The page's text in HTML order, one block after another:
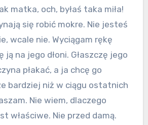
matka, och, byłaś taka miła!
się robić mokre. Nie jesteś
wcale nie. Wyciągam rękę
ją na jego dłoni. Głaszczę jego
płakać, a ja chcę go
bardziej niż w ciągu ostatnich
Nie wiem, dlaczego
właściwe. Nie przed damą.